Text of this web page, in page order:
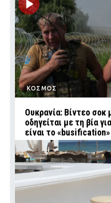
ΚΟΣΜΟΣ
Ουκρανία: Βίντεο σοκ
οδηγείται με τη βία
είναι το «busification»